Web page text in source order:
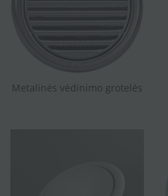
Metalinės vėdinimo grotelės